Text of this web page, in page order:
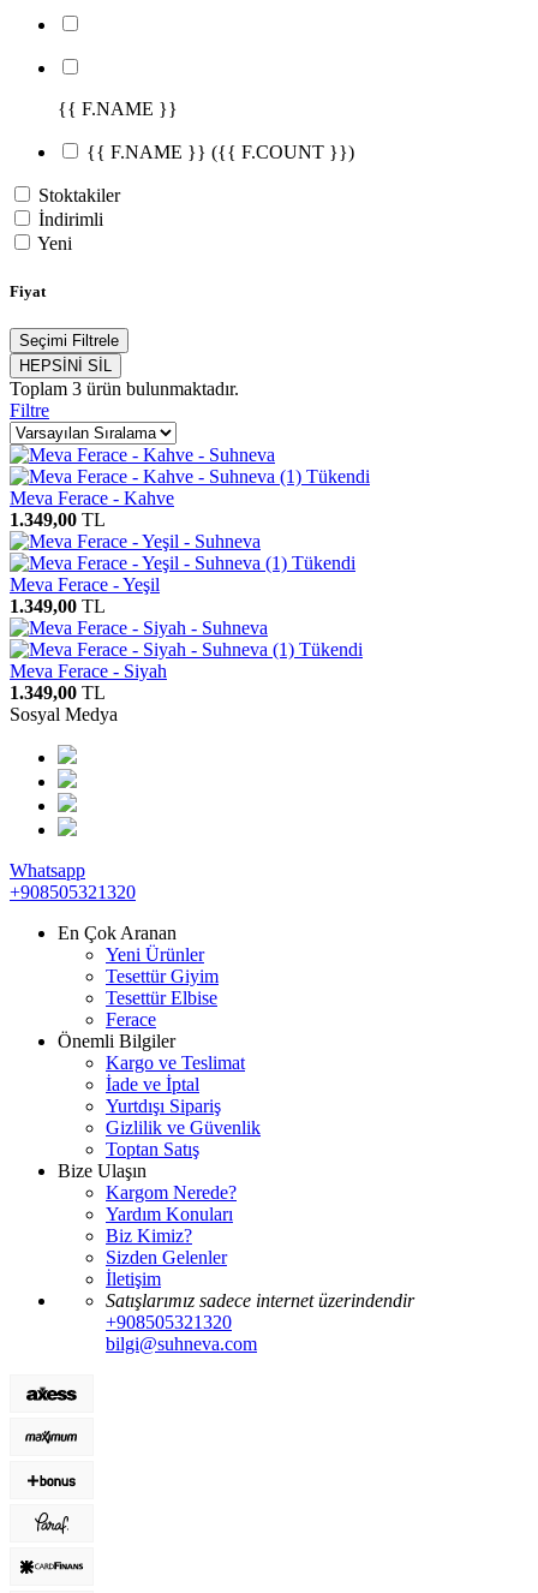
{{ F.NAME }}
{{ F.NAME }} ({{ F.COUNT }})
Stoktakiler
İndirimli
Yeni
Fiyat
Seçimi Filtrele
HEPSİNİ SİL
Toplam 3 ürün bulunmaktadır.
Filtre
Tükendi
Meva Ferace - Kahve
1.349,00 TL
Tükendi
Meva Ferace - Yeşil
1.349,00 TL
Tükendi
Meva Ferace - Siyah
1.349,00 TL
Sosyal Medya
Whatsapp
+908505321320
En Çok Aranan
Yeni Ürünler
Tesettür Giyim
Tesettür Elbise
Ferace
Önemli Bilgiler
Kargo ve Teslimat
İade ve İptal
Yurtdışı Sipariş
Gizlilik ve Güvenlik
Toptan Satış
Bize Ulaşın
Kargom Nerede?
Yardım Konuları
Biz Kimiz?
Sizden Gelenler
İletişim
Satışlarımız sadece internet üzerindendir
+908505321320
bilgi@suhneva.com